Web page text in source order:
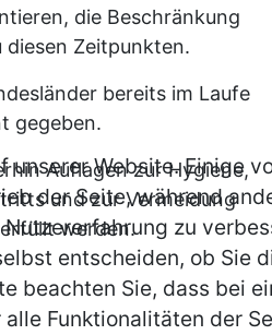
die Beschränkung
Zeitpunkten.
bereits im Laufe
gegeben.
Auflagen zur Hygiene,
und zur Vermeidung
werden.
unserer Website. Einige
der Seite, während
zu
entscheiden, ob Sie
beachten Sie, dass bei
Funktionalitäten der